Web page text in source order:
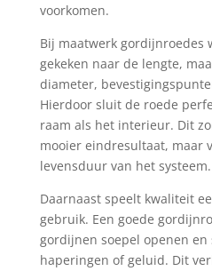
voorkomen.
Bij maatwerk gordijnroedes
gekeken naar de lengte,
diameter,
Hierdoor sluit de roede
raam als het interieur. Dit
mooier eindresultaat, maar
levensduur van het systeem.
Daarnaast speelt kwaliteit
gebruik. Een goede
gordijnen soepel openen
haperingen of geluid. Dit